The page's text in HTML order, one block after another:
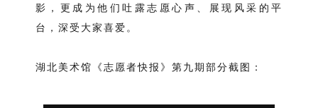
影，更成为他们吐露志愿心声、展现风采的平
台，深受大家喜爱。
湖北美术馆《志愿者快报》第九期部分截图：